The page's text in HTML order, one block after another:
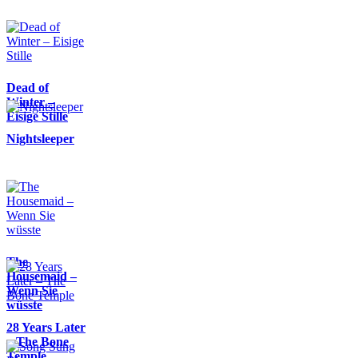
Dead of
Winter –
Eisige Stille
Nightsleeper
The
Housemaid –
Wenn Sie
wüsste
28 Years Later
– The Bone